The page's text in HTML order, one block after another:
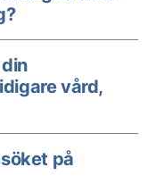
vård,
på